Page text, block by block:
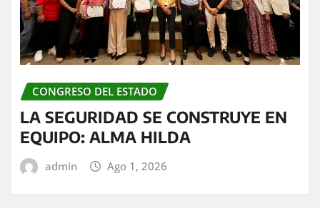
CONGRESO DEL ESTADO
LA SEGURIDAD SE CONSTRUYE EN
EQUIPO: ALMA HILDA
admin Ago 1, 2026